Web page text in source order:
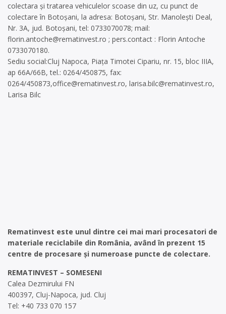
colectara și tratarea vehiculelor scoase din uz, cu punct de
colectare în Botoșani, la adresa: Botoșani, Str. Manolești Deal,
Nr. 3A, jud. Botoșani, tel: 0733070078; mail:
florin.antoche@rematinvest.ro ; pers.contact : Florin Antoche
0733070180.
Sediu social:Cluj Napoca, Piața Timotei Cipariu, nr. 15, bloc IIIA,
ap 66A/66B, tel.: 0264/450875, fax:
0264/450873,office@rematinvest.ro, larisa.bilc@rematinvest.ro,
Larisa Bilc
Rematinvest este unul dintre cei mai mari procesatori de
materiale reciclabile din România, având în prezent 15
centre de procesare și numeroase puncte de colectare.
REMATINVEST – SOMESENI
Calea Dezmirului FN
400397, Cluj-Napoca, jud. Cluj
Tel: +40 733 070 157